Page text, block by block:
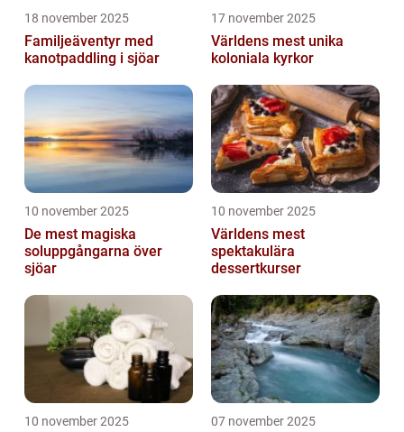
18 november 2025
Familjeäventyr med
kanotpaddling i sjöar
17 november 2025
Världens mest unika
koloniala kyrkor
10 november 2025
De mest magiska
soluppgångarna över
sjöar
10 november 2025
Världens mest
spektakulära
dessertkurser
10 november 2025 07 november 2025